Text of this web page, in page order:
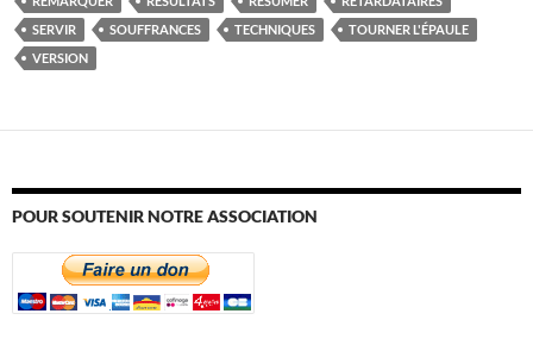
SERVIR
SOUFFRANCES TECHNIQUES
TOURNER L'ÉPAULE
VERSION
POUR SOUTENIR NOTRE ASSOCIATION